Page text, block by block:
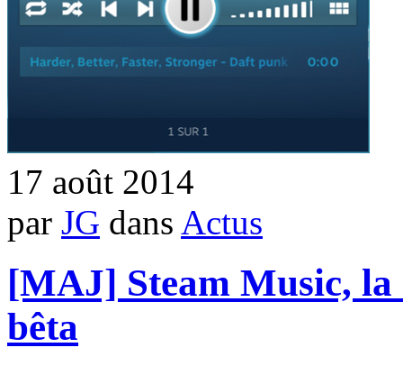
17 août 2014
par JG dans Actus
[MAJ] Steam Music, la
bêta